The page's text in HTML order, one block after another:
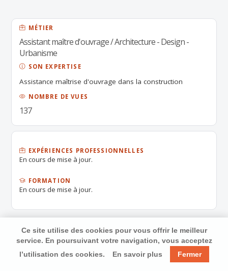
MÉTIER
Assistant maître d'ouvrage / Architecture - Design -
Urbanisme
SON EXPERTISE
Assistance maîtrise d'ouvrage dans la construction
NOMBRE DE VUES
137
EXPÉRIENCES PROFESSIONNELLES
En cours de mise à jour.
FORMATION
En cours de mise à jour.
Ce site utilise des cookies pour vous offrir le meilleur
service. En poursuivant votre navigation, vous acceptez
l’utilisation des cookies.
En savoir plus Fermer